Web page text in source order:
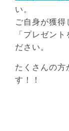
い。
ご自身が獲得
「プレゼン
ださい。
たくさんの方
す！！